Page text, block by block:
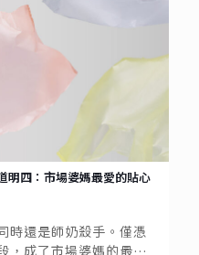
明四：市場婆媽最愛的貼心
時還是師奶殺手。僅憑
，成了市場婆媽的最